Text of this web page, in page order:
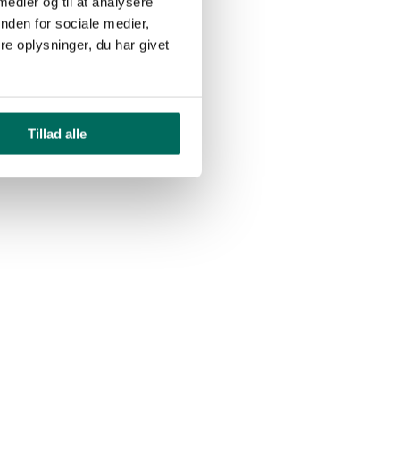
for sociale medier,
oplysninger, du har givet
Tillad alle